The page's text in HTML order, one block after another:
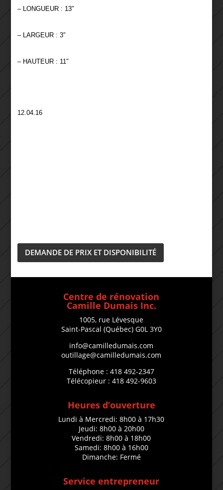
– LONGUEUR : 13″
– LARGEUR : 3″
– HAUTEUR : 11″
12.04.16
DEMANDE DE PRIX ET DISPONIBILITÉ
Centre de rénovation
Camille Dumais Inc.
1005, rue Lévesque
Saint-Pascal (Québec) G0L 3Y0
info@camilledumais.com
outillage@camilledumais.com
Téléphone : 418 492-2347
Télécopieur : 418 492-9603
Heures d’ouverture
Lundi à Mercredi: 8h00 à 17h30
Jeudi: 8h00 à 20h00
Vendredi: 8h00 à 18h00
Samedi: 8h00 à 16h00
Dimanche: Fermé
Service entrepreneur